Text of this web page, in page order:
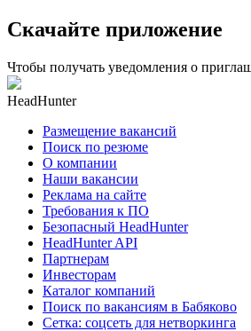
Скачайте приложение
Чтобы получать уведомления о
HeadHunter
Размещение вакансий
Поиск по резюме
О компании
Наши вакансии
Реклама на сайте
Требования к ПО
Безопасный HeadHunter
HeadHunter API
Партнерам
Инвесторам
Каталог компаний
Поиск по вакансиям в Бабяково
Сетка: соцсеть для нетворкинга